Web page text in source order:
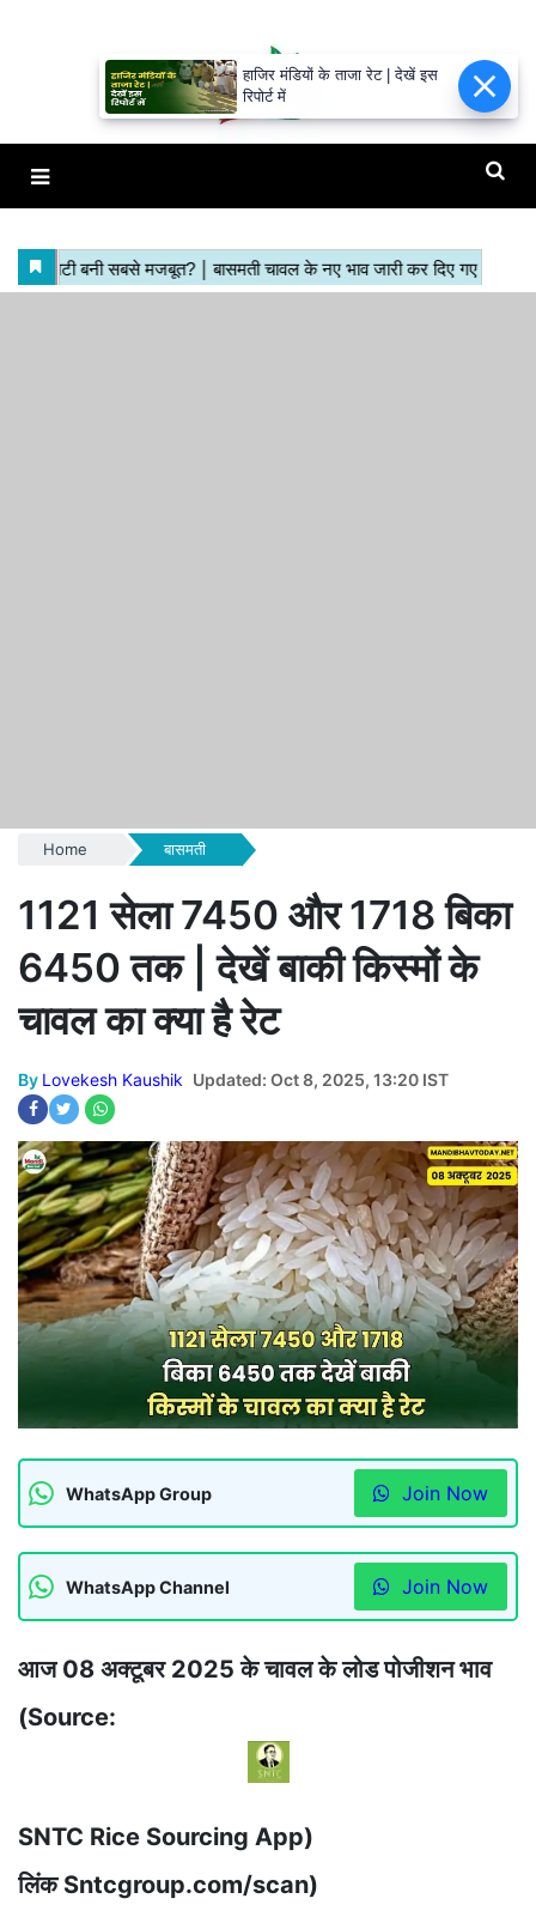
Home बासमती
1121 सेला 7450 और 1718 बिका
6450 तक | देखें बाकी किस्मों के
चावल का क्या है रेट
By Lovekesh Kaushik Updated: Oct 8, 2025, 13:20 IST
WhatsApp Group Join Now
WhatsApp Channel Join Now
आज 08 अक्टूबर 2025 के चावल के लोड पोजीशन भाव
(Source:
SNTC Rice Sourcing App)
लिंक Sntcgroup.com/scan)
हाजिर मंडियों के ताजा रेट | देखें इस
रिपोर्ट में